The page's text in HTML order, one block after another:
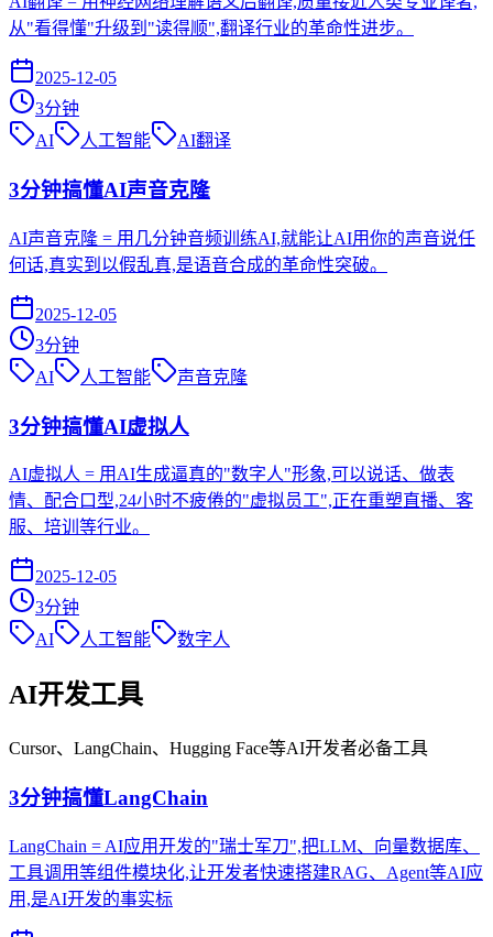
从"看得懂"升级到"读得顺",翻译行业的革命性进步。
2025-12-05
3分钟
AI
人工智能 AI翻译
3分钟搞懂AI声音克隆
AI声音克隆 = 用几分钟音频训练AI,就能让AI用你的声音说任
何话,真实到以假乱真,是语音合成的革命性突破。
2025-12-05
3分钟
AI
人工智能 声音克隆
3分钟搞懂AI虚拟人
AI虚拟人 = 用AI生成逼真的"数字人"形象,可以说话、做表
情、配合口型,24小时不疲倦的"虚拟员工",正在重塑直播、客
服、培训等行业。
2025-12-05
3分钟
AI
人工智能 数字人
AI开发工具
Cursor、LangChain、Hugging Face等AI开发者必备工具
3分钟搞懂LangChain
LangChain = AI应用开发的"瑞士军刀",把LLM、向量数据库、
工具调用等组件模块化,让开发者快速搭建RAG、Agent等AI应
用,是AI开发的事实标